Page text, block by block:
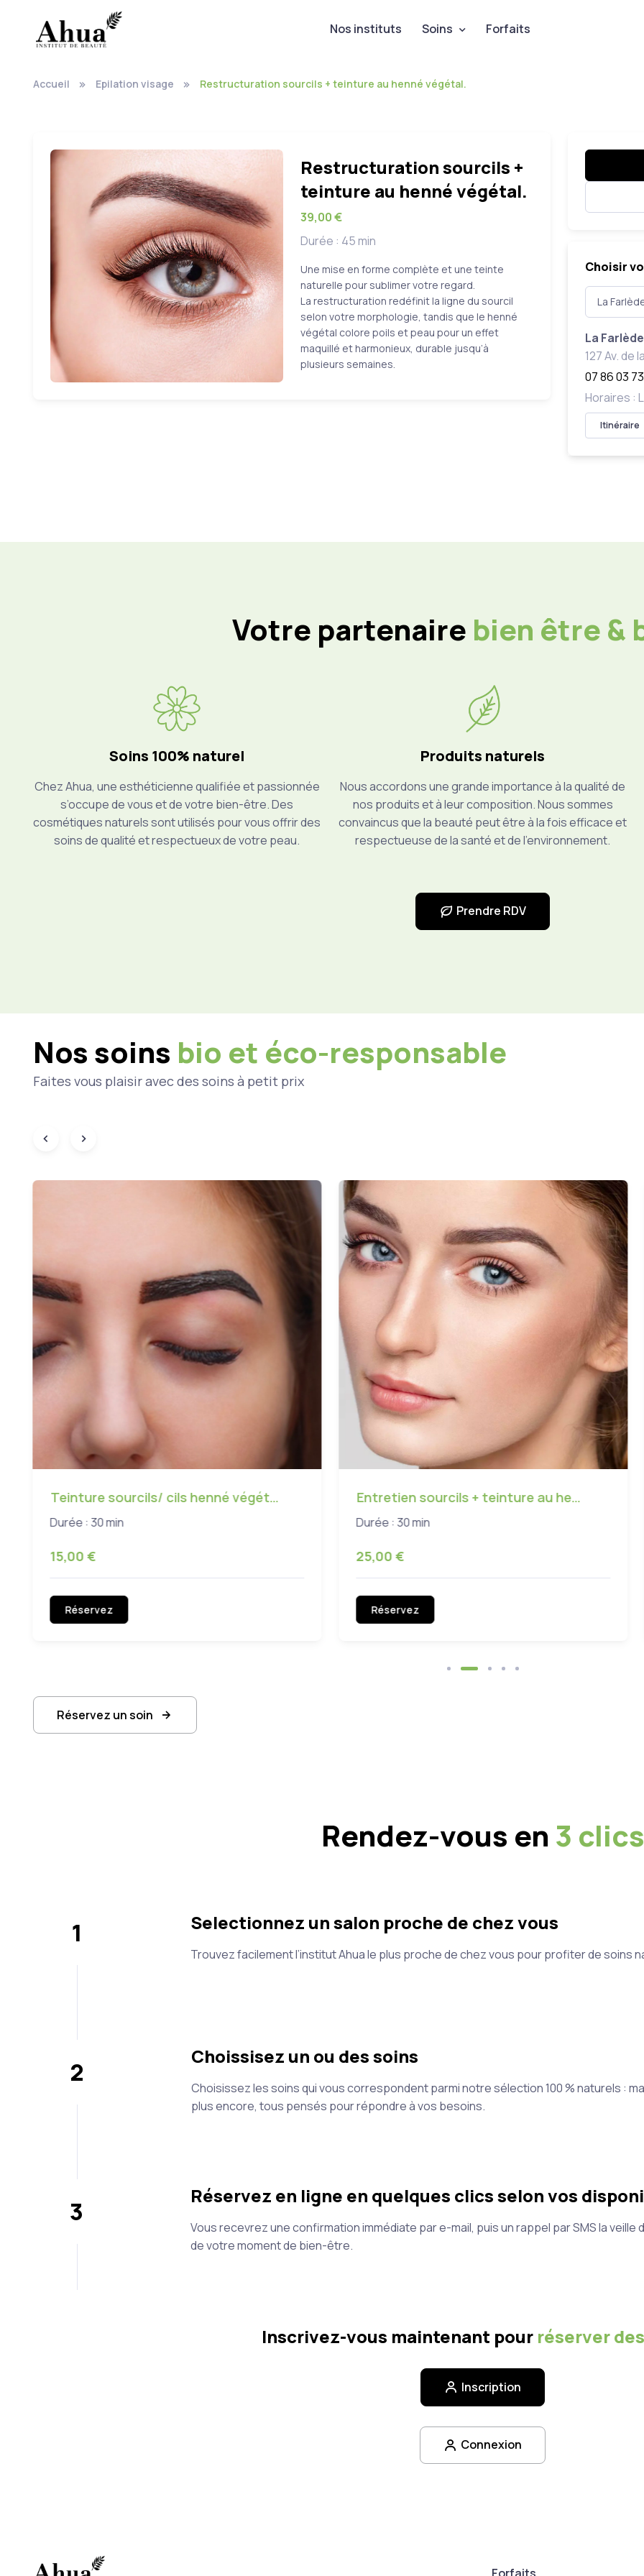
Nos instituts Soins Forfaits
Accueil Epilation visage Restructuration sourcils + teinture au henné végétal.
Restructuration sourcils +
teinture au henné végétal.
39,00 €
Durée : 45 min
Une mise en forme complète et une teinte
naturelle pour sublimer votre regard.
La restructuration redéfinit la ligne du sourcil
selon votre morphologie, tandis que le henné
végétal colore poils et peau pour un effet
maquillé et harmonieux, durable jusqu’à
plusieurs semaines.
Choisir
La Farlède
127 Av. de
07 86 03
Horaires :
Itinéraire
Votre partenaire bien être &
Soins 100% naturel
Chez Ahua, une esthéticienne qualifiée et passionnée
s’occupe de vous et de votre bien-être. Des
cosmétiques naturels sont utilisés pour vous offrir des
soins de qualité et respectueux de votre peau.
Produits naturels
Nous accordons une grande importance à la qualité de
nos produits et à leur composition. Nous sommes
convaincus que la beauté peut être à la fois efficace et
respectueuse de la santé et de l’environnement.
Prendre RDV
Nos soins bio et éco-responsable
Faites vous plaisir avec des soins à petit prix
Teinture sourcils/ cils henné végét…
Durée : 30 min
15,00 €
Réservez
Entretien sourcils + teinture au he…
Durée : 30 min
25,00 €
Réservez
Réservez un soin
Rendez-vous en 3 clics
1 Selectionnez un salon proche de chez vous
Trouvez facilement l’institut Ahua le plus proche de chez vous pour profiter de soins
2
Choissisez un ou des soins
Choisissez les soins qui vous correspondent parmi notre sélection 100 % naturels :
plus encore, tous pensés pour répondre à vos besoins.
3
Réservez en ligne en quelques clics selon vos
Vous recevrez une confirmation immédiate par e-mail, puis un rappel par SMS la
de votre moment de bien-être.
Inscrivez-vous maintenant pour réserver
Inscription
Connexion